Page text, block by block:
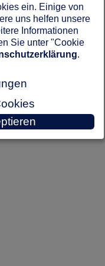
ein. Einige von
uns helfen unsere
Informationen
Sie unter "Cookie
.